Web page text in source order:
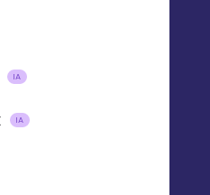
IA
IA
à jour de